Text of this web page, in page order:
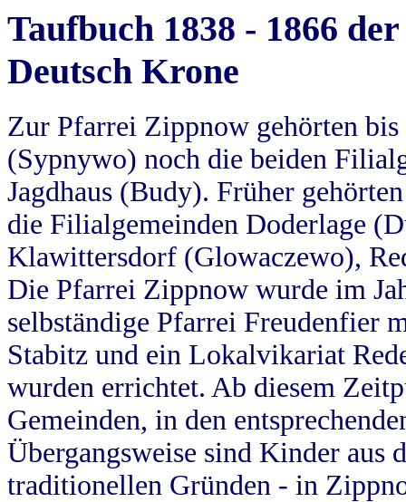
Taufbuch 1838 - 1866
Deutsch Krone
Zur Pfarrei Zippnow gehörten
(Sypnywo) noch die beiden
Jagdhaus (Budy). Früher
die Filialgemeinden Doderlage
Klawittersdorf (Glowaczewo),
Die Pfarrei Zippnow wurde im
selbständige Pfarrei Freudenfier
Stabitz und ein Lokalvikariat
wurden errichtet. Ab diesem
Gemeinden, in den
Übergangsweise sind Kinder aus
traditionellen Gründen - in